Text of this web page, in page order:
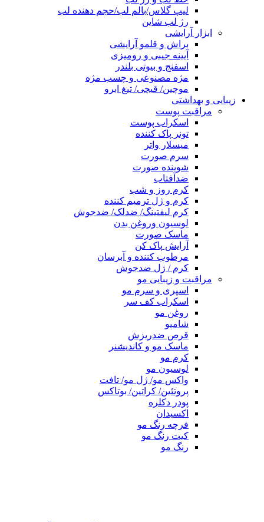
لیپ گلاس/بالم لب/حجم دهنده لب
رژ لب شاین
ابزار آرایشی
براش و قلمو آرایشی
آیینه جیبی و رومیزی
اسفنج و بیوتی بلندر
مژه مصنوعی و چسب مژه
موچین/ قیچی/ تیغ ابرو
زیبایی و بهداشتی
مراقبت پوست
اسکراب پوست
تونر پاک کننده
میسلار واتر
سرم صورت
شوینده صورت
ضدآفتاب
کرم روز و شب
کرم و ژل ترمیم کننده
کرم لیفتینگ/ ضدلک/ ضدجوش
لوسیون وروغن بدن
ماسک صورت
آرایش پاک کن
مرطوب کننده و آبرسان
کرم / ژل ضدجوش
مراقبت و زیبایی مو
اسپری و سرم مو
اسکراب کف سر
روغن مو
شامپو
قرص ضدریزش
ماسک مو و کاندیشنر
کرم مو
لوسیون مو
واکس مو/ ژل مو/ تافت
پروتئین/ کراتین/ بوتاکس
پودر دکلره
اکسیدان
فرچه رنگ مو
کیت رنگ مو
رنگ مو